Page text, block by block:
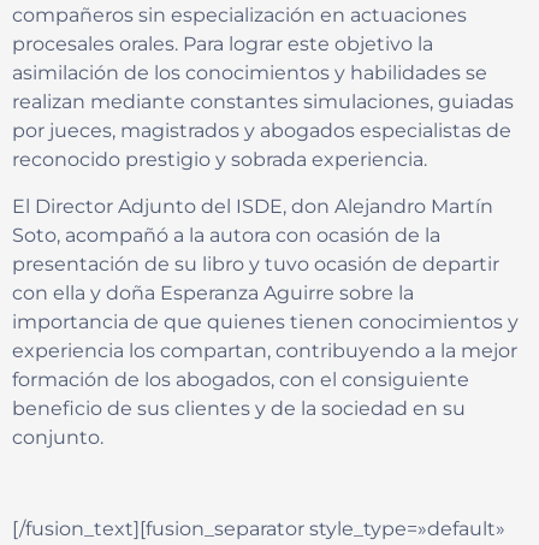
compañeros sin especialización en actuaciones
procesales orales. Para lograr este objetivo la
asimilación de los conocimientos y habilidades se
realizan mediante constantes simulaciones, guiadas
por jueces, magistrados y abogados especialistas de
reconocido prestigio y sobrada experiencia.
El Director Adjunto del ISDE, don Alejandro Martín
Soto, acompañó a la autora con ocasión de la
presentación de su libro y tuvo ocasión de departir
con ella y doña Esperanza Aguirre sobre la
importancia de que quienes tienen conocimientos y
experiencia los compartan, contribuyendo a la mejor
formación de los abogados, con el consiguiente
beneficio de sus clientes y de la sociedad en su
conjunto.
[/fusion_text][fusion_separator style_type=»default»